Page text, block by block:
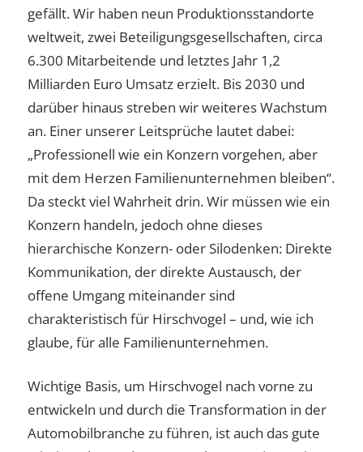
gefällt. Wir haben neun Produktionsstandorte
weltweit, zwei Beteiligungsgesellschaften, circa
6.300 Mitarbeitende und letztes Jahr 1,2
Milliarden Euro Umsatz erzielt. Bis 2030 und
darüber hinaus streben wir weiteres Wachstum
an. Einer unserer Leitsprüche lautet dabei:
„Professionell wie ein Konzern vorgehen, aber
mit dem Herzen Familienunternehmen bleiben“.
Da steckt viel Wahrheit drin. Wir müssen wie ein
Konzern handeln, jedoch ohne dieses
hierarchische Konzern- oder Silodenken: Direkte
Kommunikation, der direkte Austausch, der
offene Umgang miteinander sind
charakteristisch für Hirschvogel – und, wie ich
glaube, für alle Familienunternehmen.
Wichtige Basis, um Hirschvogel nach vorne zu
entwickeln und durch die Transformation in der
Automobilbranche zu führen, ist auch das gute